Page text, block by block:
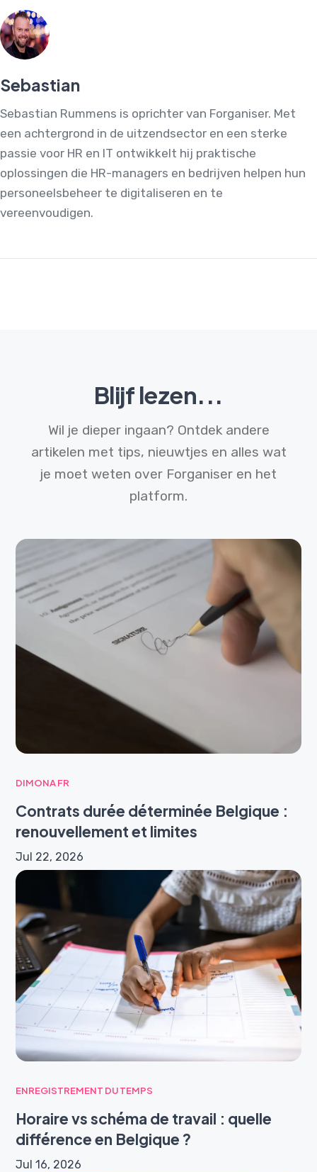
Sebastian
Sebastian Rummens is oprichter van Forganiser. Met
een achtergrond in de uitzendsector en een sterke
passie voor HR en IT ontwikkelt hij praktische
oplossingen die HR-managers en bedrijven helpen hun
personeelsbeheer te digitaliseren en te
vereenvoudigen.
Blijf lezen...
Wil je dieper ingaan? Ontdek andere
artikelen met tips, nieuwtjes en alles wat
je moet weten over Forganiser en het
platform.
DIMONA FR
Contrats durée déterminée Belgique :
renouvellement et limites
Jul 22, 2026
ENREGISTREMENT DU TEMPS
Horaire vs schéma de travail : quelle
différence en Belgique ?
Jul 16, 2026